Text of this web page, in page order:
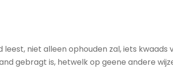
niet alleen ophouden zal, iets kwaads
gebragt is, hetwelk op geene andere